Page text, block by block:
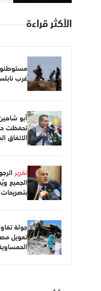
الأكثر قراءة
غرب
أبو
تحفظت
الاتفاق
تقرير
الجميع
جولة
تعويل